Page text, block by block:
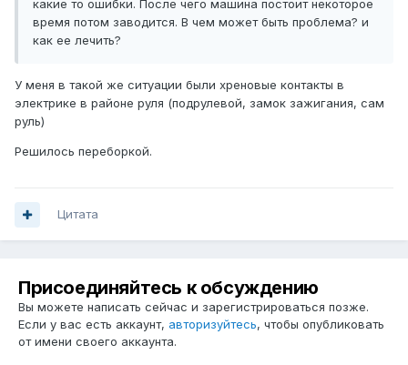
какие то ошибки. После чего машина постоит некоторое
время потом заводится. В чем может быть проблема? и
как ее лечить?
У меня в такой же ситуации были хреновые контакты в
электрике в районе руля (подрулевой, замок зажигания, сам
руль)
Решилось переборкой.
Цитата
Присоединяйтесь к обсуждению
Вы можете написать сейчас и зарегистрироваться позже.
Если у вас есть аккаунт, авторизуйтесь, чтобы опубликовать
от имени своего аккаунта.